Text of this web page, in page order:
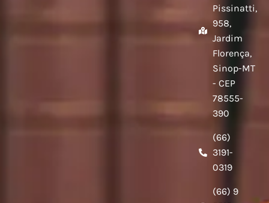
Pissinatti,
958,
Jardim
Florença,
Sinop-MT
- CEP
78555-
390
(66)
3191-
0319
(66) 9